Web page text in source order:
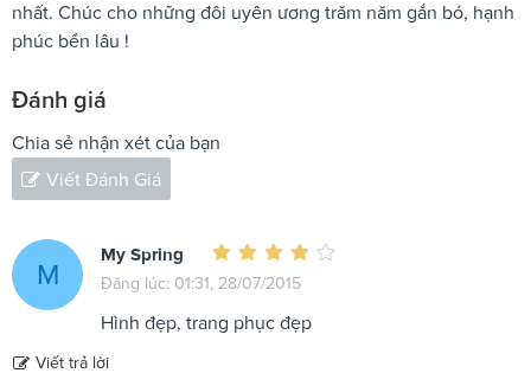
nhất. Chúc cho những đôi uyên ương trăm năm gắn bó, hạnh
phúc bền lâu !
Đánh giá
Chia sẻ nhận xét của bạn
Viết Đánh Giá
M
My Spring
Đăng lúc: 01:31, 28/07/2015
Hình đẹp, trang phục đẹp
Viết trả lời